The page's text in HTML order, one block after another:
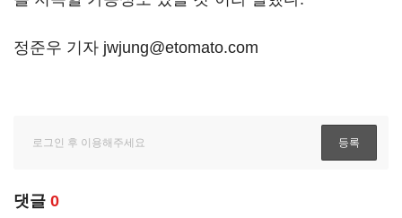
정준우 기자 jwjung@etomato.com
댓글 0